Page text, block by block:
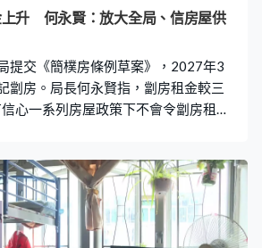
升 何永賢：放大全局、信房屋供
提交《簡樸房條例草案》，2027年3
劏房。局長何永賢指，劏房租金較三
心一系列房屋政策下不會令劏房租金
四分一不合格，需要改裝單位。「你
多個單位，沒錯，還原的成本一定是
往收的租金經過這麼多年。其實這方
基層大眾有需要時居住空間都有基本